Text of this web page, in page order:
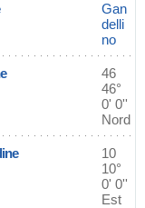
Gan
delli
no
46
46°
0' 0''
Nord
10
10°
0' 0''
Est